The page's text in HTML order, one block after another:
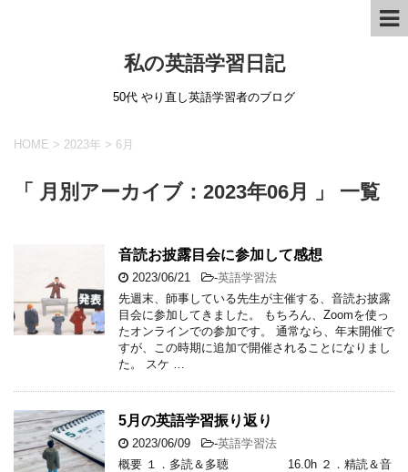
私の英語学習日記
50代 やり直し英語学習者のブログ
HOME > 2023年 > 6月
「 月別アーカイブ：2023年06月 」 一覧
音読お披露目会に参加して感想
2023/06/21 -英語学習法
先週末、師事している先生が主催する、音読お披露
目会に参加してきました。 もちろん、Zoomを使っ
たオンラインでの参加です。 通常なら、年末開催で
すが、この時期に追加で開催されることになりまし
た。 スケ …
5月の英語学習振り返り
2023/06/09 -英語学習法
概要 １．多読＆多聴 16.0h ２．精読＆音